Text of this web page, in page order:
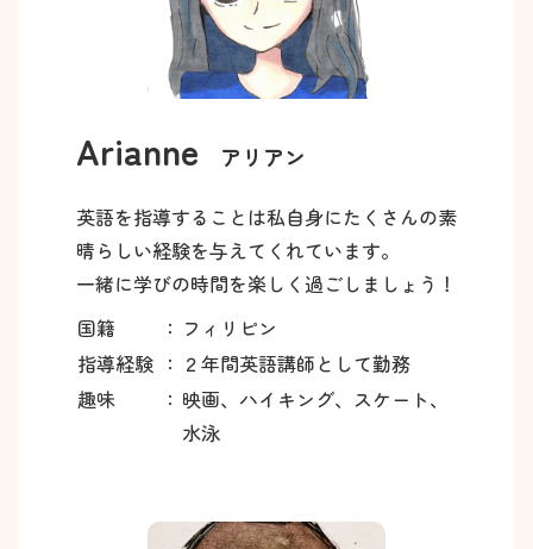
Arianne アリアン
英語を指導することは私自身にたくさんの素
晴らしい経験を与えてくれています。
一緒に学びの時間を楽しく過ごしましょう！
国籍
： フィリピン
指導経験 ： ２年間英語講師として勤務
趣味
： 映画、ハイキング、スケート、
水泳